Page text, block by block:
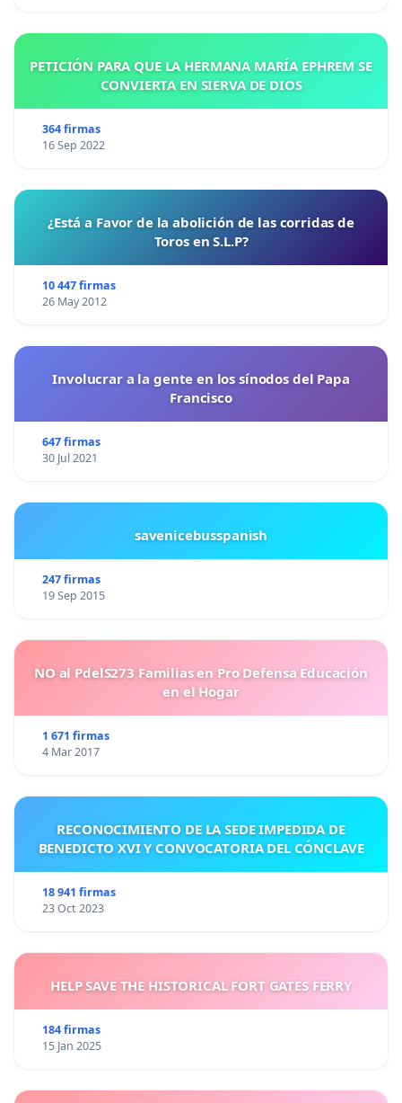
PETICIÓN PARA QUE LA HERMANA MARÍA EPHREM SE
CONVIERTA EN SIERVA DE DIOS
364 firmas
16 Sep 2022
¿Está a Favor de la abolición de las corridas de
Toros en S.L.P?
10 447 firmas
26 May 2012
Involucrar a la gente en los sínodos del Papa
Francisco
647 firmas
30 Jul 2021
savenicebusspanish
247 firmas
19 Sep 2015
NO al PdelS273 Familias en Pro Defensa Educación
en el Hogar
1 671 firmas
4 Mar 2017
RECONOCIMIENTO DE LA SEDE IMPEDIDA DE
BENEDICTO XVI Y CONVOCATORIA DEL CÓNCLAVE
18 941 firmas
23 Oct 2023
HELP SAVE THE HISTORICAL FORT GATES FERRY
184 firmas
15 Jan 2025